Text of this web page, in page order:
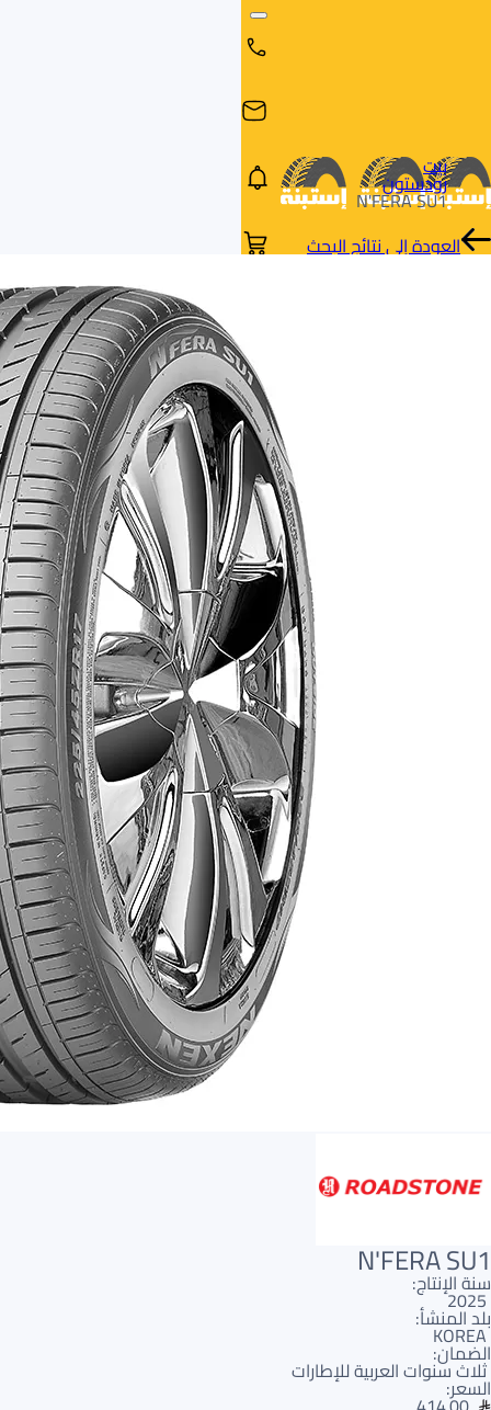
البحث
حسب
العلامة
التجارية
بيت
رودستون
N'FERA SU1
العودة إلى نتائج البحث
N'FERA SU1
سنة الإنتاج:
2025
بلد المنشأ:
KOREA
الضمان:
ثلاث سنوات العربية للإطارات
السعر: